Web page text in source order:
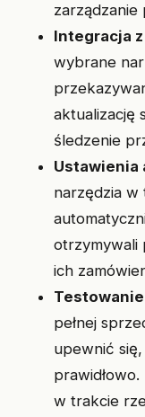
zarządzanie
Integracja
wybrane
aktualizację
śledzenie
Ustawienia
narzędzia w
otrzymywali
ich
pełnej
upewnić
w trakcie